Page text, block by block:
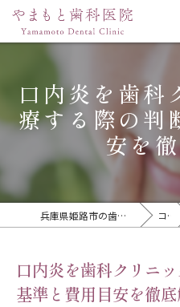
口内炎を歯科
療する際の判
安を
兵庫県姫路市の歯医者ならやまもと歯科医院 コラム
口内炎を歯科クリニ
基準と費用目安を徹